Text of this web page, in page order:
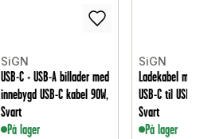
SiGN
USB-C + USB-A billader med
innebygd USB-C kabel 90W,
Svart
På lager
SiGN
Ladekabel
USB-C til USB-
Svart
På lager